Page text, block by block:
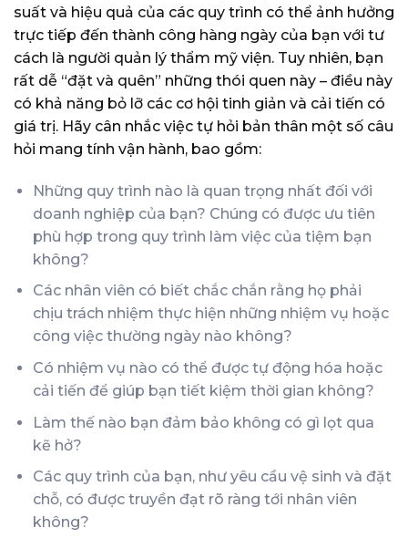
suất và hiệu quả của các quy trình có thể ảnh hưởng
trực tiếp đến thành công hàng ngày của bạn với tư
cách là người quản lý thẩm mỹ viện. Tuy nhiên, bạn
rất dễ “đặt và quên” những thói quen này – điều này
có khả năng bỏ lỡ các cơ hội tinh giản và cải tiến có
giá trị. Hãy cân nhắc việc tự hỏi bản thân một số câu
hỏi mang tính vận hành, bao gồm:
Những quy trình nào là quan trọng nhất đối với
doanh nghiệp của bạn? Chúng có được ưu tiên
phù hợp trong quy trình làm việc của tiệm bạn
không?
Các nhân viên có biết chắc chắn rằng họ phải
chịu trách nhiệm thực hiện những nhiệm vụ hoặc
công việc thường ngày nào không?
Có nhiệm vụ nào có thể được tự động hóa hoặc
cải tiến để giúp bạn tiết kiệm thời gian không?
Làm thế nào bạn đảm bảo không có gì lọt qua
kẽ hở?
Các quy trình của bạn, như yêu cầu vệ sinh và đặt
chỗ, có được truyền đạt rõ ràng tới nhân viên
không?